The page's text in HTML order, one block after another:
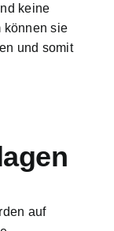
keine
können sie
und somit
auf